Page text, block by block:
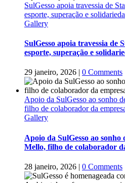
SulGesso apoia travessia de
esporte, superação e
Gallery
SulGesso apoia travessia de
esporte, superação e
29 janeiro, 2026 | 0 Comments
Apoio da SulGesso ao sonho
filho de colaborador da
Gallery
Apoio da SulGesso ao
Mello, filho de colaborador
28 janeiro, 2026 | 0 Comments